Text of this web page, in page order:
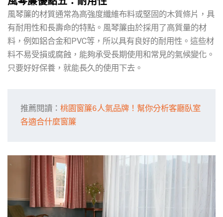
風琴簾的材質通常為高強度纖維布料或堅固的木質條片，具
有耐用性和長壽命的特點。風琴簾由於採用了高質量的材
料，例如鋁合金和PVC等，所以具有良好的耐用性。這些材
料不易受損或腐蝕，能夠承受長期使用和常見的氣候變化。
只要好好保養，就能長久的使用下去。
推薦閱讀：桃園窗簾6人氣品牌！幫你分析客廳臥室
各適合什麼窗簾